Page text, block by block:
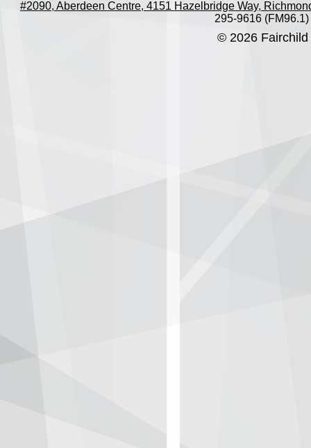
#2090, Aberdeen Centre, 4151 Hazelbridge Way,
295-9616 (FM96.1)
© 2026 Fairchild